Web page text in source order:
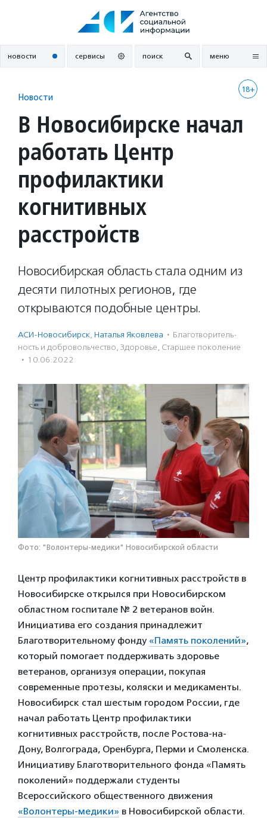
новости сервисы поиск меню
18+
Новости
В Новосибирске начал
работать Центр
профилактики
когнитивных
расстройств
Новосибирская область стала одним из
десяти пилотных регионов, где
открываются подобные центры.
АСИ-Новосибирск, Наталья Яковлева · Благотвори­тель­
ность и доброволь­чест­во, Здоровье, Старшее поколение
· 10.06.2022
Фото: "Волонтеры-медики" Новосибирской области
Центр профилактики когнитивных расстройств в
Новосибирске открылся при Новосибирском
областном госпитале № 2 ветеранов войн.
Инициатива его создания принадлежит
Благотворительному фонду «Память поколений»,
который помогает поддерживать здоровье
ветеранов, организуя операции, покупая
современные протезы, коляски и медикаменты.
Новосибирск стал шестым городом России, где
начал работать Центр профилактики
когнитивных расстройств, после Ростова-на-
Дону, Волгограда, Оренбурга, Перми и Смоленска.
Инициативу Благотворительного фонда «Память
поколений» поддержали студенты
Всероссийского общественного движения
«Волонтеры-медики» в Новосибирской области.